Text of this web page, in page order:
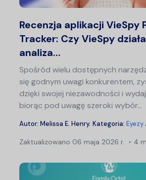
Recenzja aplikacji VieSpy
Tracker: Czy VieSpy
analiza…
Spośród wielu dostępnych
się godnym uwagi konkurentem,
dzięki swojej niezawodności i
biorąc pod uwagę szeroki wybór...
Autor: Melissa E. Henry. Kategoria:
Zaktualizowano 06 maja 2026 r. 4